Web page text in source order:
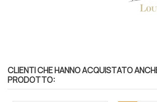
CLIENTI CHE HANNO ACQUISTATO
PRODOTTO: